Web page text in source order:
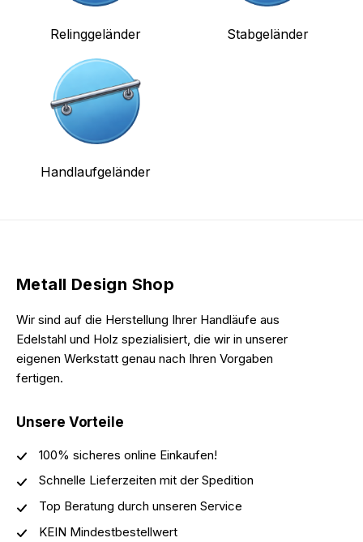
Relinggeländer Stabgeländer
Handlaufgeländer
Metall Design Shop
Wir sind auf die Herstellung Ihrer Handläufe aus
Edelstahl und Holz spezialisiert, die wir in unserer
eigenen Werkstatt genau nach Ihren Vorgaben
fertigen.
Unsere Vorteile
100% sicheres online Einkaufen!
Schnelle Lieferzeiten mit der Spedition
Top Beratung durch unseren Service
KEIN Mindestbestellwert